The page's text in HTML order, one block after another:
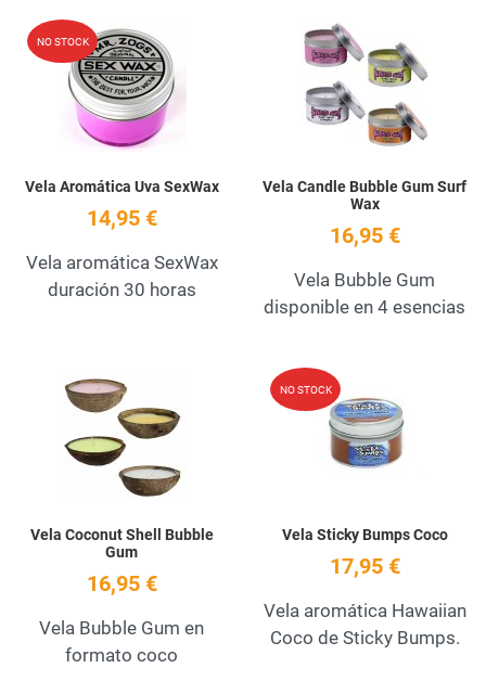
NO STOCK Add to Wishlist
Vela Aromática Uva SexWax
14,95 €
Vela aromática SexWax
duración 30 horas
Vela Candle Bubble Gum Surf
Wax
16,95 €
Vela Bubble Gum
disponible en 4 esencias
Add to Wishlist
Vela Coconut Shell Bubble
Gum
16,95 €
Vela Bubble Gum en
formato coco
NO STOCK
Vela Sticky Bumps Coco
17,95 €
Vela aromática Hawaiian
Coco de Sticky Bumps.